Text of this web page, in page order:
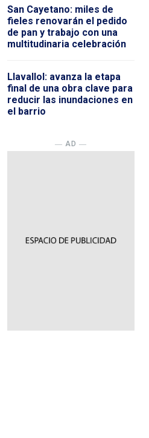
San Cayetano: miles de
fieles renovarán el pedido
de pan y trabajo con una
multitudinaria celebración
Llavallol: avanza la etapa
final de una obra clave para
reducir las inundaciones en
el barrio
― AD ―